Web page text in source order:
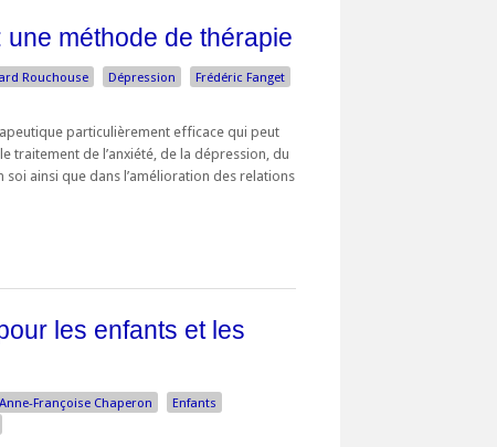
une méthode de thérapie
Rouchouse Dépression
Frédéric Fanget
particulièrement efficace qui peut
traitement de l’anxiété, de la dépression, du
soi ainsi que dans l’amélioration des relations
les enfants et les
Anne-Françoise Chaperon
Enfants